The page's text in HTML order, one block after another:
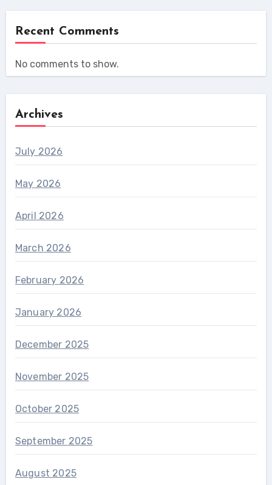
Recent Comments
No comments to show.
Archives
July 2026
May 2026
April 2026
March 2026
February 2026
January 2026
December 2025
November 2025
October 2025
September 2025
August 2025